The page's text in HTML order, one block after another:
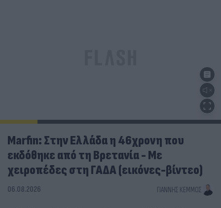
Marfin: Στην Ελλάδα η 46χρονη που
εκδόθηκε από τη Βρετανία - Με
χειροπέδες στη ΓΑΔΑ (εικόνες-βίντεο)
06.08.2026 ΓΙΆΝΝΗΣ ΚΈΜΜΟΣ